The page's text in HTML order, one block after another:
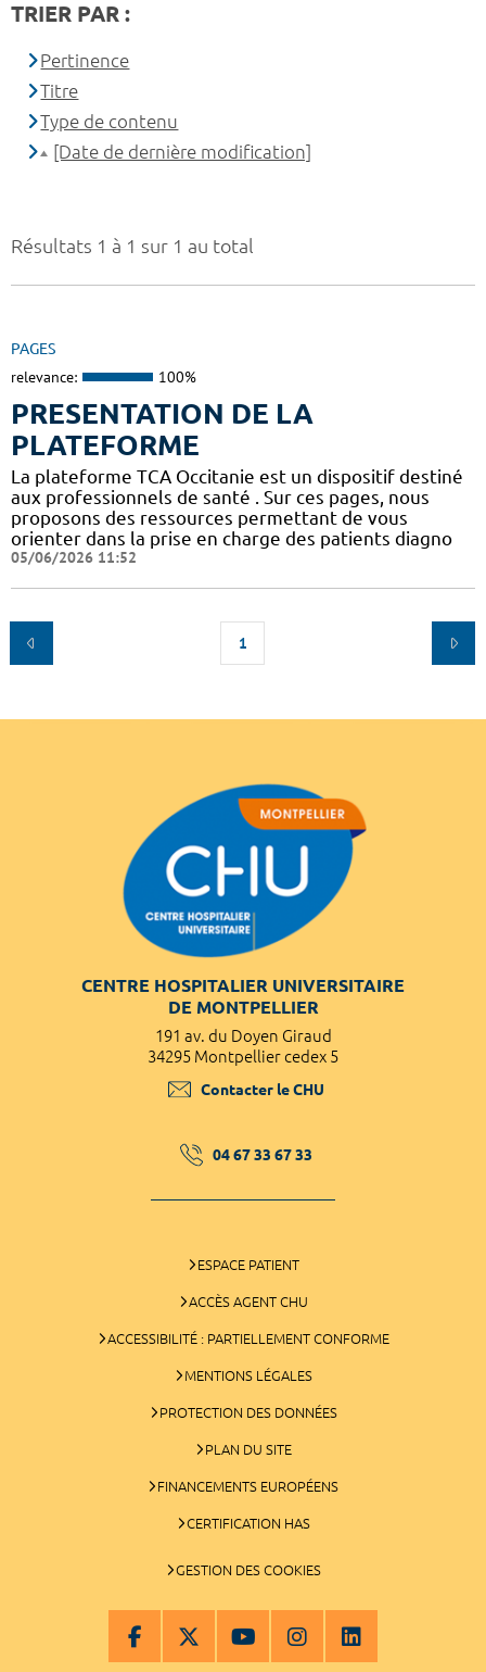
Résultats 1 à 1 sur 1 au total
PAGES
relevance: 100%
PRESENTATION DE LA
PLATEFORME
La plateforme TCA Occitanie est un dispositif destiné
aux professionnels de santé . Sur ces pages, nous
proposons des ressources permettant de vous
orienter dans la prise en charge des patients diagno
05/06/2026 11:52
1
TRIER PAR :
Pertinence
Titre
Type de contenu
[Date de dernière modification]
CENTRE HOSPITALIER UNIVERSITAIRE
DE MONTPELLIER
191 av. du Doyen Giraud
34295 Montpellier cedex 5
Contacter le CHU
04 67 33 67 33
ESPACE PATIENT
ACCÈS AGENT CHU
ACCESSIBILITÉ : PARTIELLEMENT CONFORME
MENTIONS LÉGALES
PROTECTION DES DONNÉES
PLAN DU SITE
FINANCEMENTS EUROPÉENS
CERTIFICATION HAS
GESTION DES COOKIES